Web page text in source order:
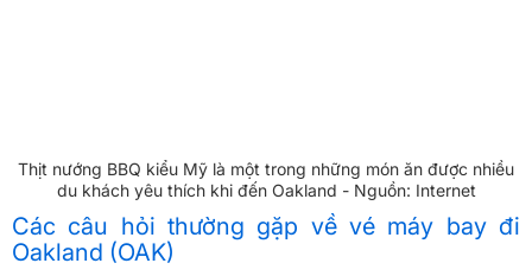
Thịt nướng BBQ kiểu Mỹ là một trong những món ăn được nhiều
du khách yêu thích khi đến Oakland - Nguồn: Internet
Các câu hỏi thường gặp về vé máy bay đi
Oakland (OAK)